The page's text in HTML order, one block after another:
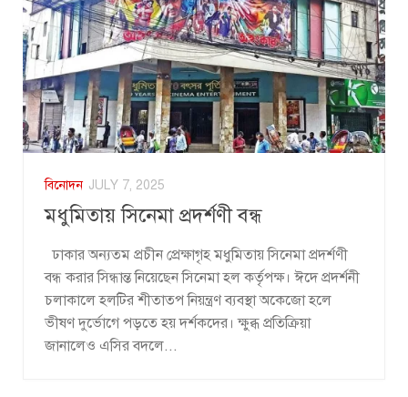
বিনোদন JULY 7, 2025
মধুমিতায় সিনেমা প্রদর্শণী বন্ধ
ঢাকার অন্যতম প্রচীন প্রেক্ষাগৃহ মধুমিতায় সিনেমা প্রদর্শণী
বন্ধ করার সিন্ধান্ত নিয়েছেন সিনেমা হল কর্তৃপক্ষ। ঈদে প্রদর্শনী
চলাকালে হলটির শীতাতপ নিয়ন্ত্রণ ব্যবস্থা অকেজো হলে
ভীষণ দুর্ভোগে পড়তে হয় দর্শকদের। ক্ষুব্ধ প্রতিক্রিয়া
জানালেও এসির বদলে...